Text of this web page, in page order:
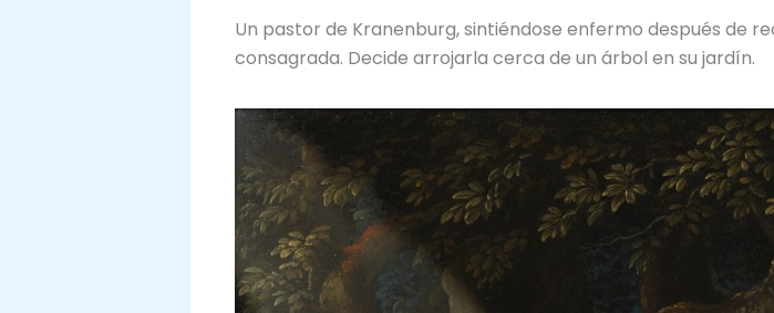
Un pastor de Kranenburg, sintiéndose enfermo después de
consagrada. Decide arrojarla cerca de un árbol en su jardín.